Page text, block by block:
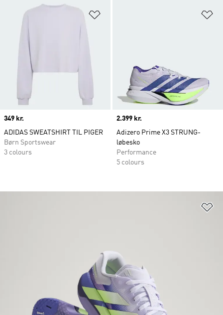
Price
349 kr.
ADIDAS SWEATSHIRT TIL PIGER
Børn Sportswear
3 colours
Price
2.399 kr.
Adizero Prime X3 STRUNG-
løbesko
Performance
5 colours